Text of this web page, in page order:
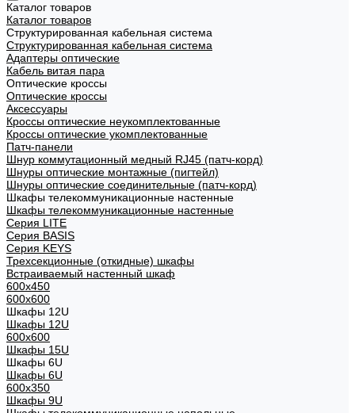
Каталог товаров
Каталог товаров
Структурированная кабельная система
Структурированная кабельная система
Адаптеры оптические
Кабель витая пара
Оптические кроссы
Оптические кроссы
Аксессуары
Кроссы оптические неукомплектованные
Кроссы оптические укомплектованные
Патч-панели
Шнур коммутационный медный RJ45 (патч-корд)
Шнуры оптические монтажные (пигтейл)
Шнуры оптические соединительные (патч-корд)
Шкафы телекоммуникационные настенные
Шкафы телекоммуникационные настенные
Cерия LITE
Cерия BASIS
Cерия KEYS
Трехсекционные (откидные) шкафы
Встраиваемый настенный шкаф
600x450
600x600
Шкафы 12U
Шкафы 12U
600x600
Шкафы 15U
Шкафы 6U
Шкафы 6U
600x350
Шкафы 9U